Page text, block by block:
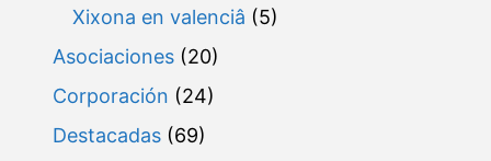
Xixona en valenciâ (5)
Asociaciones (20)
Corporación (24)
Destacadas (69)